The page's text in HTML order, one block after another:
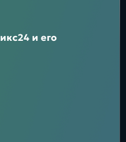
и его